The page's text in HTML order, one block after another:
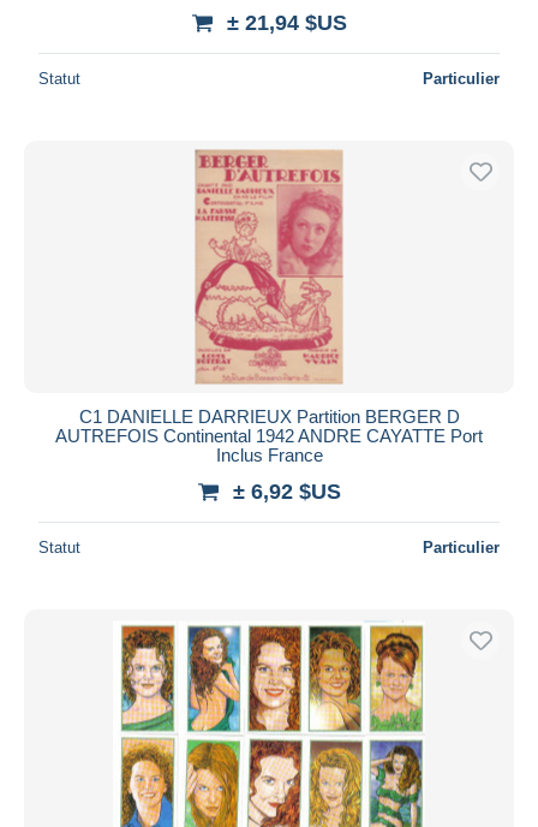
± 21,94 $US
Statut Particulier
C1 DANIELLE DARRIEUX Partition BERGER D
AUTREFOIS Continental 1942 ANDRE CAYATTE Port
Inclus France
± 6,92 $US
Statut Particulier